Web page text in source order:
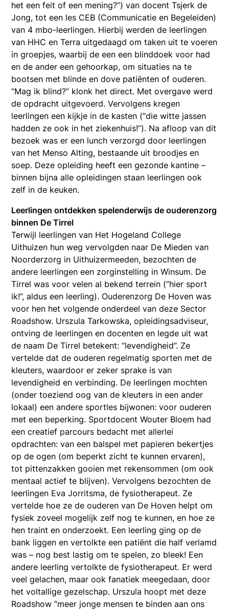
het een feit of een mening?”) van docent Tsjerk de
Jong, tot een les CEB (Communicatie en Begeleiden)
van 4 mbo-leerlingen. Hierbij werden de leerlingen
van HHC en Terra uitgedaagd om taken uit te voeren
in groepjes, waarbij de een een blinddoek voor had
en de ander een gehoorkap, om situaties na te
bootsen met blinde en dove patiënten of ouderen.
“Mag ik blind?” klonk het direct. Met overgave werd
de opdracht uitgevoerd. Vervolgens kregen
leerlingen een kijkje in de kasten (“die witte jassen
hadden ze ook in het ziekenhuis!”). Na afloop van dit
bezoek was er een lunch verzorgd door leerlingen
van het Menso Alting, bestaande uit broodjes en
soep. Deze opleiding heeft een gezonde kantine –
binnen bijna alle opleidingen staan leerlingen ook
zelf in de keuken.
Leerlingen ontdekken spelenderwijs de ouderenzorg
binnen De Tirrel
Terwijl leerlingen van Het Hogeland College
Uithuizen hun weg vervolgden naar De Mieden van
Noorderzorg in Uithuizermeeden, bezochten de
andere leerlingen een zorginstelling in Winsum. De
Tirrel was voor velen al bekend terrein (“hier sport
ik!”, aldus een leerling). Ouderenzorg De Hoven was
voor hen het volgende onderdeel van deze Sector
Roadshow. Urszula Tarkowska, opleidingsadviseur,
ontving de leerlingen en docenten en legde uit wat
de naam De Tirrel betekent: “levendigheid”. Ze
vertelde dat de ouderen regelmatig sporten met de
kleuters, waardoor er zeker sprake is van
levendigheid en verbinding. De leerlingen mochten
(onder toeziend oog van de kleuters in een ander
lokaal) een andere sportles bijwonen: voor ouderen
met een beperking. Sportdocent Wouter Bloem had
een creatief parcours bedacht met allerlei
opdrachten: van een balspel met papieren bekertjes
op de ogen (om beperkt zicht te kunnen ervaren),
tot pittenzakken gooien met rekensommen (om ook
mentaal actief te blijven). Vervolgens bezochten de
leerlingen Eva Jorritsma, de fysiotherapeut. Ze
vertelde hoe ze de ouderen van De Hoven helpt om
fysiek zoveel mogelijk zelf nog te kunnen, en hoe ze
hen traint en onderzoekt. Een leerling ging op de
bank liggen en vertolkte een patiënt die half verlamd
was – nog best lastig om te spelen, zo bleek! Een
andere leerling vertolkte de fysiotherapeut. Er werd
veel gelachen, maar ook fanatiek meegedaan, door
het voltallige gezelschap. Urszula hoopt met deze
Roadshow “meer jonge mensen te binden aan ons